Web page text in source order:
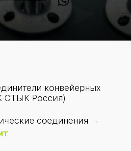
конвейерных
СТЫК Россия)
соединения →